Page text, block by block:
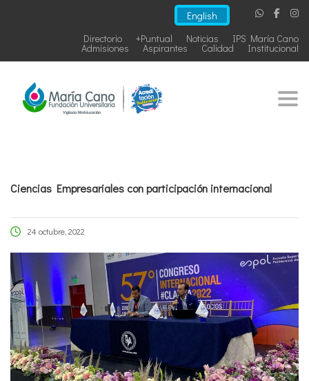
English
IPS María Cano
Noticias
+Puntual
Directorio
Institucional
Calidad
Aspirantes
Admisiones
Ciencias Empresariales con participación internacional
24 octubre, 2022